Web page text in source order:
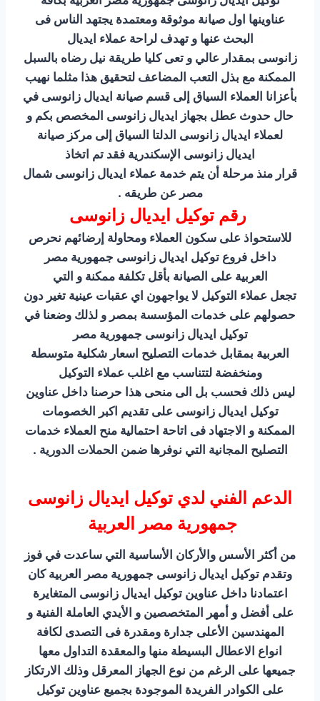
عناوينها اول صيانة موثوقة ومعتمدة يجتهد الناس فى
البحث عنها و تهدف لراحة عملاء ايديال
زانوسى بمقدار عالي و تعى كليا طريقة نيل رضاه بالسبل
الممكنة مع بذل التعب المضاعف لتحقيق هذا مثلما نهيب
بأعزانا العملاء السياق إلى قسم صيانة ايديال زانوسى في
حال حدوث عطل بجهاز ايديال زانوسى المخصص بكم و
لعملاء ايديال زانوسى الدلتا السياق إلى مركز صيانة
ايديال زانوسى الإسكندرية فقد تم اتخاذ
قرار منذ مرحلة أن يتم خدمة عملاء ايديال زانوسى شمال
مصر عن طريقه .
رقم توكيل ايديال زانوسى
للاستحواذ على سكون العملاء ومحاولة إرضائهم نحرص
داخل فروع توكيل ايديال زانوسى جمهورية مصر
العربية على الصيانة بأقل تكلفة ممكنة و التي
تجعل عملاء التوكيل لا يواجهون اي عقبات عينية تغير دون
حصولهم على خدمات المؤسسة بمصر و لذلك وضعنا في
توكيل ايديال زانوسى جمهورية مصر
العربية بمقابل خدمات التصليح اسعار شكلية متوسطة
ومنخفضة لتتناسب مع اغلب عملاء التوكيل
ليس ذلك فحسب بل الى منحى هذا حرصنا داخل عناوين
توكيل ايديال زانوسى على تقديم اكبر الخصومات
الممكنة و الاجتهاد فى اتاحة احتمالية منح العملاء خدمات
التصليح المجانية التي نوفرها ضمن الحملات الدورية .
الدعم الفني لدي توكيل ايديال زانوسى
جمهورية مصر العربية
من أكثر الأسس والأركان الأساسية التي ساعدت في فوز
وتقدم توكيل ايديال زانوسى جمهورية مصر العربية كان
اعتمادنا داخل عناوين توكيل ايديال زانوسى المتغايرة
على أفضل و أمهر المتخصصين و الأيدي العاملة الفنية و
المهندسين الأعلى جدارة ومقدرة فى التصدى لكافة
انواع الاعطال البسيطة منها والمعقدة التداول معها
جميعها على الرغم من نوع الجهاز المعرقل وذلك الارتكاز
على الكوادر الفريدة الموجودة بجميع عناوين توكيل